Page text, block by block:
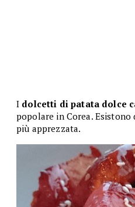
I dolcetti di patata dolce
popolare in Corea. Esistono
più apprezzata.